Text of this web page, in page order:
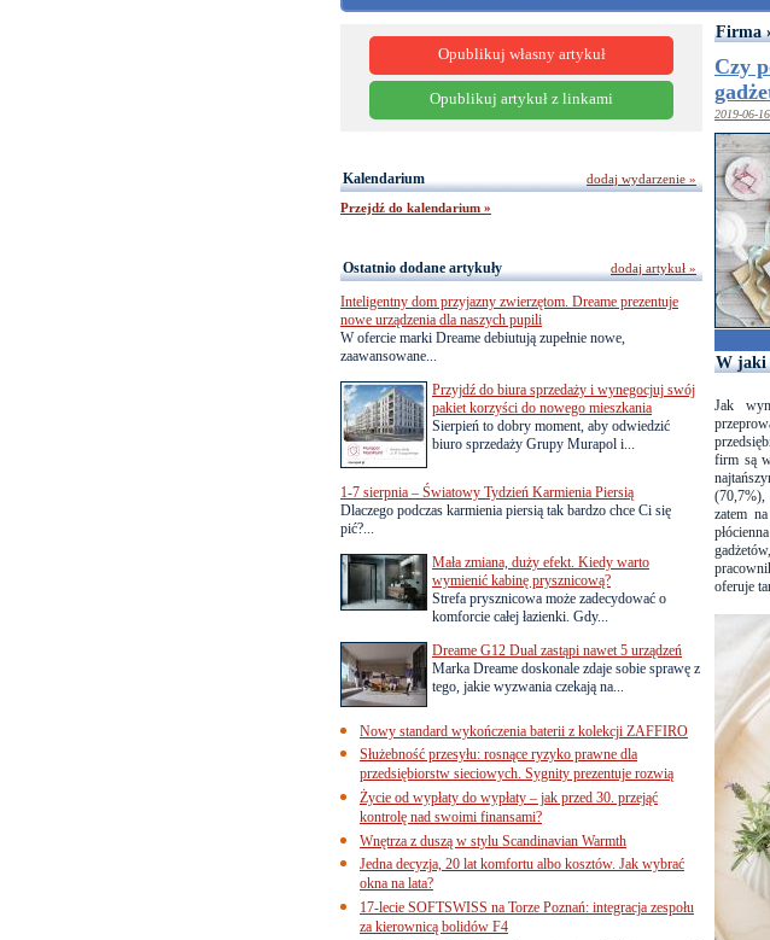
Firma
Czy
2019-06-16
W jaki
Jak
firm są
(70,7%),
zatem
oferuje
Opublikuj własny artykuł
Opublikuj artykuł z linkami
Kalendarium
Przejdź do kalendarium »
dodaj wydarzenie »
Ostatnio dodane artykuły
Inteligentny dom przyjazny zwierzętom. Dreame prezentuje
nowe urządzenia dla naszych pupili
W ofercie marki Dreame debiutują zupełnie nowe,
zaawansowane...
Przyjdź do biura sprzedaży i wynegocjuj swój
pakiet korzyści do nowego mieszkania
Sierpień to dobry moment, aby odwiedzić
biuro sprzedaży Grupy Murapol i...
1-7 sierpnia – Światowy Tydzień Karmienia Piersią
Dlaczego podczas karmienia piersią tak bardzo chce Ci się
pić?...
Mała zmiana, duży efekt. Kiedy warto
wymienić kabinę prysznicową?
Strefa prysznicowa może zadecydować o
komforcie całej łazienki. Gdy...
Dreame G12 Dual zastąpi nawet 5 urządzeń
Marka Dreame doskonale zdaje sobie sprawę z
tego, jakie wyzwania czekają na...
Nowy standard wykończenia baterii z kolekcji ZAFFIRO
Służebność przesyłu: rosnące ryzyko prawne dla
przedsiębiorstw sieciowych. Sygnity prezentuje rozwią
Życie od wypłaty do wypłaty – jak przed 30. przejąć
kontrolę nad swoimi finansami?
Wnętrza z duszą w stylu Scandinavian Warmth
Jedna decyzja, 20 lat komfortu albo kosztów. Jak wybrać
okna na lata?
17-lecie SOFTSWISS na Torze Poznań: integracja zespołu
za kierownicą bolidów F4
dodaj artykuł »